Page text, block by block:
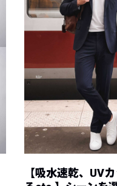
【吸水速乾、UV